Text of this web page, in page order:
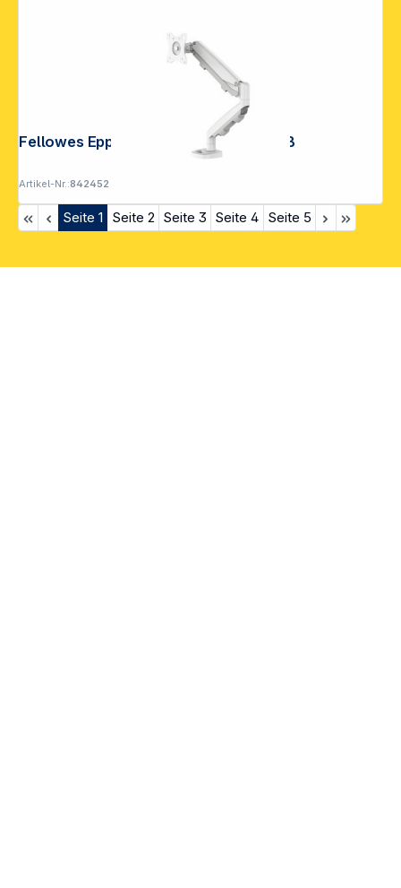
Fellowes Eppa Single Monitorarm weiß
Artikel-Nr.:842452
Seite 1 Seite 2 Seite 3 Seite 4 Seite 5